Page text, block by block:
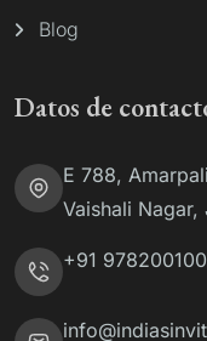
Blog
Datos de
E 788,
Vaishali
+91